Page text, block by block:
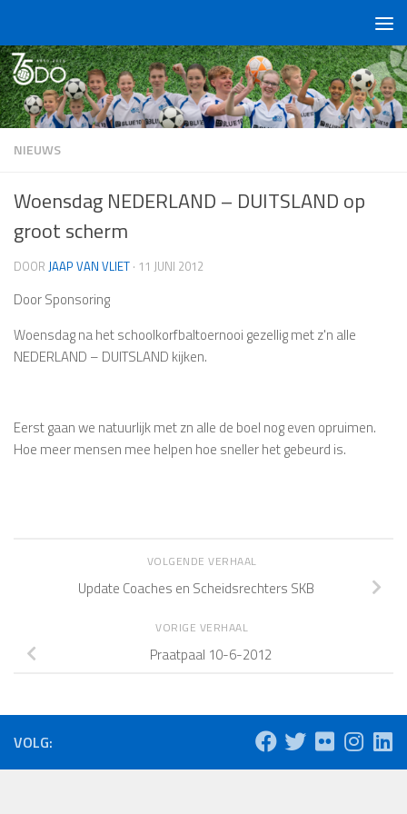
NIEUWS
Woensdag NEDERLAND – DUITSLAND op
groot scherm
DOOR JAAP VAN VLIET · 11 JUNI 2012
Door Sponsoring
Woensdag na het schoolkorfbaltoernooi gezellig met z'n alle
NEDERLAND – DUITSLAND kijken.
Eerst gaan we natuurlijk met zn alle de boel nog even opruimen.
Hoe meer mensen mee helpen hoe sneller het gebeurd is.
VOLGENDE VERHAAL
Update Coaches en Scheidsrechters SKB
VORIGE VERHAAL
Praatpaal 10-6-2012
VOLG: